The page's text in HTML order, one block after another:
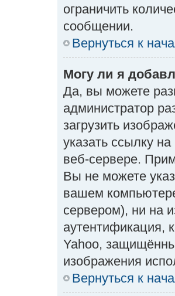
ограничить
сообщении.
Вернуться к
Могу ли я
Да, вы можете
администратор
загрузить
указать ссылку
веб-сервере.
Вы не можете
вашем
сервером), ни на
аутентификация,
Yahoo,
изображения
Вернуться к